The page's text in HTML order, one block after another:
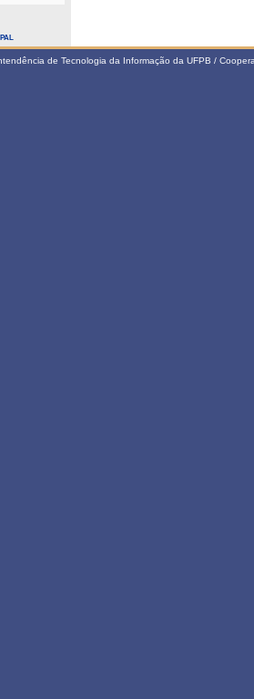
de Tecnologia da Informação da UFPB /